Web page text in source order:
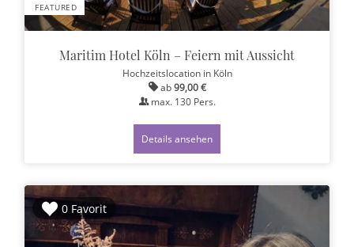
FEATURED
Maritim Hotel Köln – Feiern mit Aussicht
Hochzeitslocation in Köln
ab99,00 €
max. 130Pers.
Details ansehen
0 Favorit